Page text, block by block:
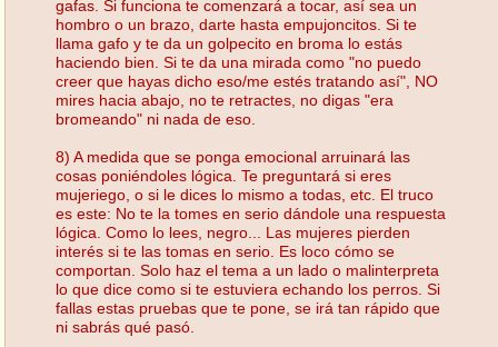
gafas. Si funciona te comenzará a tocar, así sea un
hombro o un brazo, darte hasta empujoncitos. Si te
llama gafo y te da un golpecito en broma lo estás
haciendo bien. Si te da una mirada como "no puedo
creer que hayas dicho eso/me estés tratando así", NO
mires hacia abajo, no te retractes, no digas "era
bromeando" ni nada de eso.
8) A medida que se ponga emocional arruinará las
cosas poniéndoles lógica. Te preguntará si eres
mujeriego, o si le dices lo mismo a todas, etc. El truco
es este: No te la tomes en serio dándole una respuesta
lógica. Como lo lees, negro... Las mujeres pierden
interés si te las tomas en serio. Es loco cómo se
comportan. Solo haz el tema a un lado o malinterpreta
lo que dice como si te estuviera echando los perros. Si
fallas estas pruebas que te pone, se irá tan rápido que
ni sabrás qué pasó.